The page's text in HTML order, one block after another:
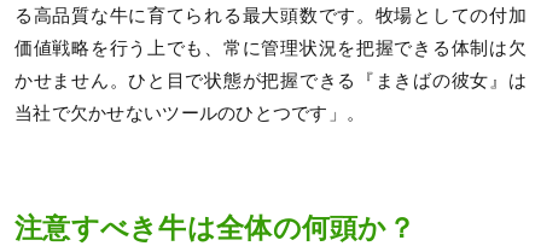
る高品質な牛に育てられる最大頭数です。牧場としての付加
価値戦略を行う上でも、常に管理状況を把握できる体制は欠
かせません。ひと目で状態が把握できる『まきばの彼女』は
当社で欠かせないツールのひとつです」。
注意すべき牛は全体の何頭か？